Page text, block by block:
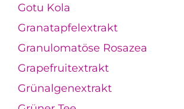
Gotu Kola
Granatapfelextrakt
Granulomatöse Rosazea
Grapefruitextrakt
Grünalgenextrakt